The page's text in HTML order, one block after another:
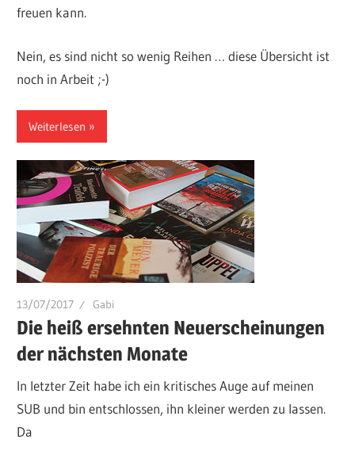
freuen kann.
Nein, es sind nicht so wenig Reihen … diese Übersicht ist
noch in Arbeit ;-)
Weiterlesen
13/07/2017 Gabi
Die heiß ersehnten Neuerscheinungen
der nächsten Monate
In letzter Zeit habe ich ein kritisches Auge auf meinen
SUB und bin entschlossen, ihn kleiner werden zu lassen.
Da